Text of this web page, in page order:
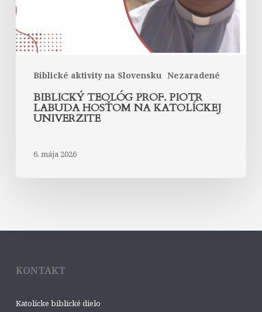
Biblické aktivity na Slovensku Nezaradené
Katolíckej
univerzite
BIBLICKÝ TEOLÓG PROF. PIOTR
LABUDA HOSŤOM NA KATOLÍCKEJ
UNIVERZITE
6. mája 2026
KONTAKT
Katolícke biblické dielo